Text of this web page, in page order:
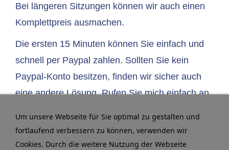
Bei längeren Sitzungen können wir auch einen
Komplettpreis ausmachen.
Die ersten 15 Minuten können Sie einfach und
schnell per Paypal zahlen. Sollten Sie kein
Paypal-Konto besitzen, finden wir sicher auch
eine andere Lösung.RufenSie mich einfach an
Um unsere Webseite für Sie optimal zu gestalten und
fortlaufend verbessern zu können, verwenden wir
Cookies. Durch die weitere Nutzung der Webseite